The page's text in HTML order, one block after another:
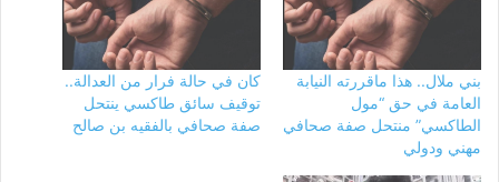
بني ملال.. هذا ماقررته النيابة
العامة في حق “مول
الطاكسي” منتحل صفة صحافي
مهني ودولي
كان في حالة فرار من العدالة..
توقيف سائق طاكسي ينتحل
صفة صحافي بالفقيه بن صالح